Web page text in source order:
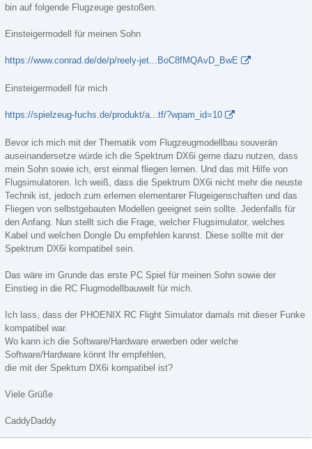
bin auf folgende Flugzeuge gestoßen.
Einsteigermodell für meinen Sohn
https://www.conrad.de/de/p/reely-jet...BoC8fMQAvD_BwE
Einsteigermodell für mich
https://spielzeug-fuchs.de/produkt/a...tf/?wpam_id=10
Bevor ich mich mit der Thematik vom Flugzeugmodellbau souverän
auseinandersetze würde ich die Spektrum DX6i gerne dazu nutzen, dass
mein Sohn sowie ich, erst einmal fliegen lernen. Und das mit Hilfe von
Flugsimulatoren. Ich weiß, dass die Spektrum DX6i nicht mehr die neuste
Technik ist, jedoch zum erlernen elementarer Flugeigenschaften und das
Fliegen von selbstgebauten Modellen geeignet sein sollte. Jedenfalls für
den Anfang. Nun stellt sich die Frage, welcher Flugsimulator, welches
Kabel und welchen Dongle Du empfehlen kannst. Diese sollte mit der
Spektrum DX6i kompatibel sein.
Das wäre im Grunde das erste PC Spiel für meinen Sohn sowie der
Einstieg in die RC Flugmodellbauwelt für mich.
Ich lass, dass der PHOENIX RC Flight Simulator damals mit dieser Funke
kompatibel war.
Wo kann ich die Software/Hardware erwerben oder welche
Software/Hardware könnt Ihr empfehlen,
die mit der Spektum DX6i kompatibel ist?
Viele Grüße
CaddyDaddy